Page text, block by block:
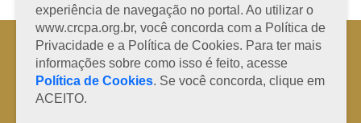
experiência de navegação no portal. Ao utilizar o
www.crcpa.org.br, você concorda com a Política de
Privacidade e a Política de Cookies. Para ter mais
informações sobre como isso é feito, acesse
Política de Cookies. Se você concorda, clique em
ACEITO.
Horário de Atendimento: 08h às 12h e 13h às 17h de segunda à sexta-
feira
Fone: +55 91 3202-4150 | E-mail: protocolo@crcpa.org.br
Copyright 2014/2026 | Todos os direitos reservados ao CRC-PA